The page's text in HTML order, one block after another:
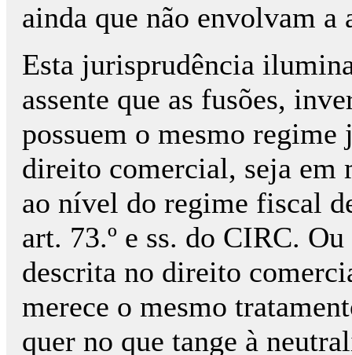
ainda que não envolvam a
Esta jurisprudência
assente que as fusões,
possuem o mesmo
direito comercial, seja em
ao nível do regime fiscal
art. 73.º e ss. do CIRC.
descrita no direito
merece o mesmo
quer no que tange à